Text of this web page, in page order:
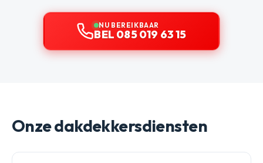
NU BEREIKBAAR
BEL 085 019 63 15
Onze dakdekkersdiensten